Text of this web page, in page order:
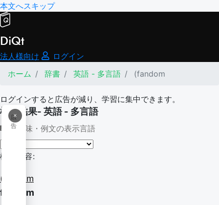
本文へスキップ
DiQt
法人様向け
ログイン
ホーム
辞書 英語 - 多言語 (fandom
ログインすると広告が減り、学習に集中できます。
×
広
告
検索結果- 英語 - 多言語
意味・例文の表示言語
検索内容:
(fandom
fandom